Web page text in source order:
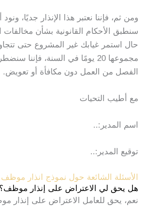
ومن ثم، فإننا نعتبر هذا الإنذار جديًا،
سنطبق الأحكام القانونية بشأن مخالفات
حال استمر غيابك غير المشروع حتى
مجموعها 20 يومًا في السنة، فإننا
الفصل من العمل دون مكافأة أو تعويض.
مع أطيب التحيات
اسم المدير:..
توقيع المدير:..
الأسئلة الشائعة حول نموذج انذار موظف
هل يحق لي الاعتراض على إنذار موظف؟
نعم، يحق للعامل الاعتراض على